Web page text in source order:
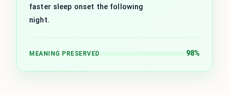
faster sleep onset the following
night.
MEANING PRESERVED 98%